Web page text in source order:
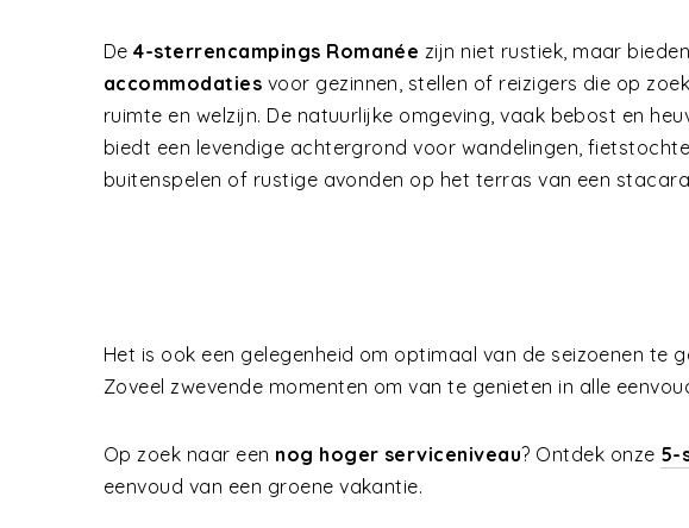
De4-sterrencampings Romanée zijn niet rustiek, maar bieden
accommodaties voor gezinnen, stellen of reizigers die op
ruimte en welzijn. De natuurlijke omgeving, vaak bebost en
biedt een levendige achtergrond voor wandelingen,
buitenspelen of rustige avonden op het terras van een
Het is ook een gelegenheid om optimaal van de seizoenen te
Zoveel zwevende momenten om van te genieten in alle
Op zoek naar een nog hoger serviceniveau? Ontdek onze 5-
eenvoud van een groene vakantie.